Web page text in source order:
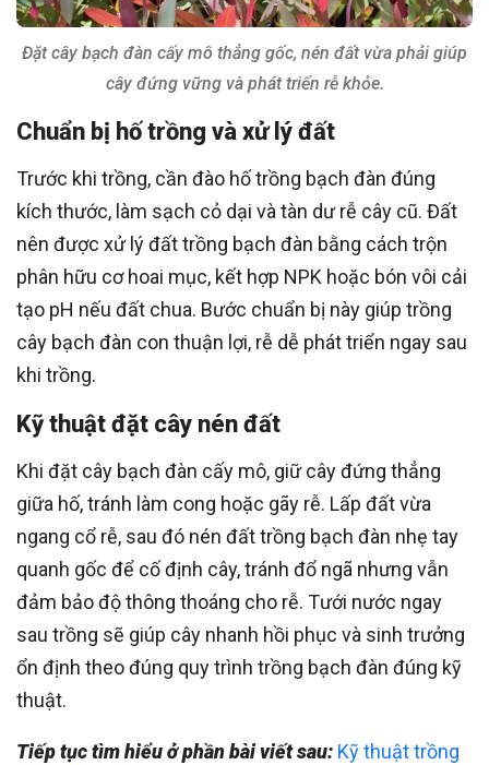
Đặt cây bạch đàn cấy mô thẳng gốc, nén đất vừa phải giúp
cây đứng vững và phát triển rễ khỏe.
Chuẩn bị hố trồng và xử lý đất
Trước khi trồng, cần đào hố trồng bạch đàn đúng
kích thước, làm sạch cỏ dại và tàn dư rễ cây cũ. Đất
nên được xử lý đất trồng bạch đàn bằng cách trộn
phân hữu cơ hoai mục, kết hợp NPK hoặc bón vôi cải
tạo pH nếu đất chua. Bước chuẩn bị này giúp trồng
cây bạch đàn con thuận lợi, rễ dễ phát triển ngay sau
khi trồng.
Kỹ thuật đặt cây nén đất
Khi đặt cây bạch đàn cấy mô, giữ cây đứng thẳng
giữa hố, tránh làm cong hoặc gãy rễ. Lấp đất vừa
ngang cổ rễ, sau đó nén đất trồng bạch đàn nhẹ tay
quanh gốc để cố định cây, tránh đổ ngã nhưng vẫn
đảm bảo độ thông thoáng cho rễ. Tưới nước ngay
sau trồng sẽ giúp cây nhanh hồi phục và sinh trưởng
ổn định theo đúng quy trình trồng bạch đàn đúng kỹ
thuật.
Tiếp tục tìm hiểu ở phần bài viết sau: Kỹ thuật trồng